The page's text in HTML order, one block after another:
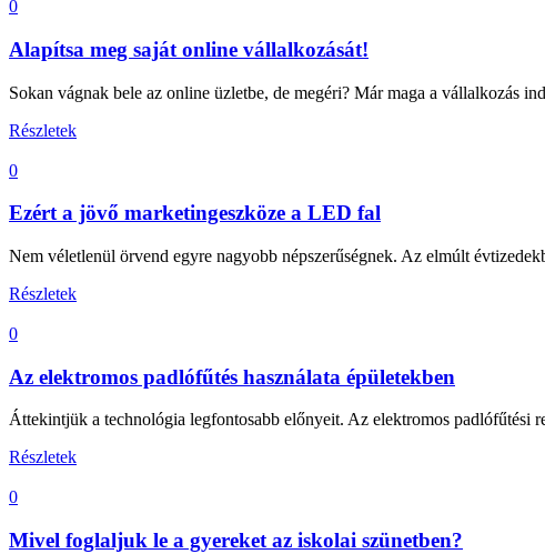
0
Alapítsa meg saját online vállalkozását!
Sokan vágnak bele az online üzletbe, de megéri? Már maga a vállalkozás
Részletek
0
Ezért a jövő marketingeszköze a LED fal
Nem véletlenül örvend egyre nagyobb népszerűségnek. Az elmúlt
Részletek
0
Az elektromos padlófűtés használata épületekben
Áttekintjük a technológia legfontosabb előnyeit. Az elektromos padlófűtési
Részletek
0
Mivel foglaljuk le a gyereket az iskolai szünetben?